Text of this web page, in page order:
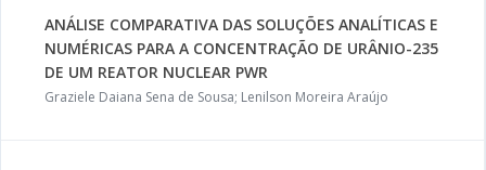
ANÁLISE COMPARATIVA DAS SOLUÇÕES ANALÍTICAS E
NUMÉRICAS PARA A CONCENTRAÇÃO DE URÂNIO-235
DE UM REATOR NUCLEAR PWR
Graziele Daiana Sena de Sousa; Lenilson Moreira Araújo